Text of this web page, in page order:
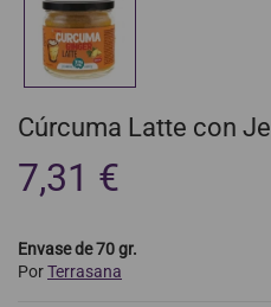
Cúrcuma Latte con
7,31 €
Envase de 70 gr.
PorTerrasana